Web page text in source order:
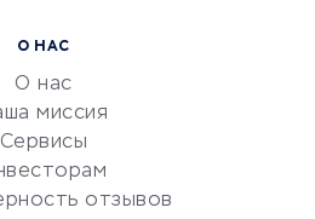
О НАС
О нас
миссия
Сервисы
отзывов